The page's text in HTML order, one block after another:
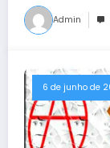
Admin
6 de junho de